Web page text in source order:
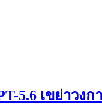
5.6 เขย่าวงก